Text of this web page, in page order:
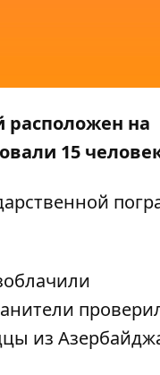
расположен на
15
из